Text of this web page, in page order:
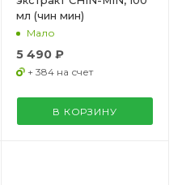
мл (чин мин)
Мало
5 490 ₽
+ 384 на счет
В КОРЗИНУ